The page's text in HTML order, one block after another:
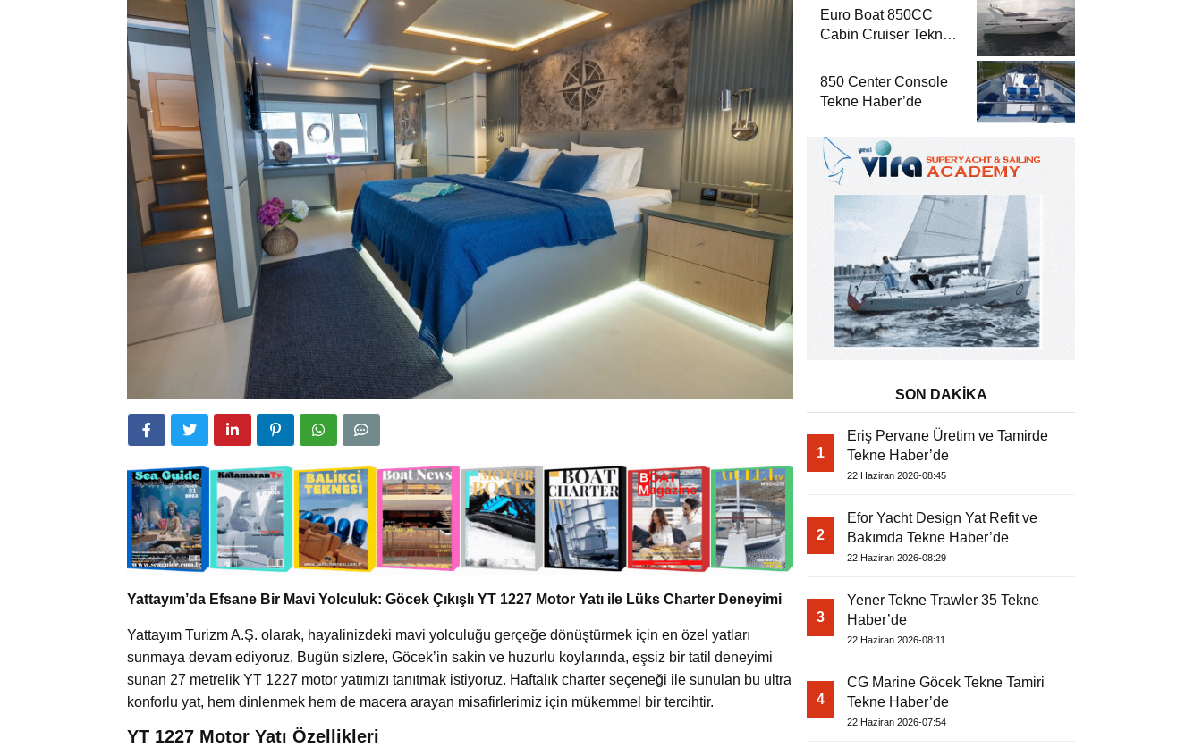
Yattayım’da Efsane Bir Mavi Yolculuk: Göcek Çıkışlı YT 1227 Motor Yatı ile Lüks Charter Deneyimi
Yattayım Turizm A.Ş. olarak, hayalinizdeki mavi yolculuğu gerçeğe dönüştürmek için en özel yatları
sunmaya devam ediyoruz. Bugün sizlere, Göcek’in sakin ve huzurlu koylarında, eşsiz bir tatil deneyimi
sunan 27 metrelik YT 1227 motor yatımızı tanıtmak istiyoruz. Haftalık charter seçeneği ile sunulan bu ultra
konforlu yat, hem dinlenmek hem de macera arayan misafirlerimiz için mükemmel bir tercihtir.
YT 1227 Motor Yatı Özellikleri
Euro Boat 850CC
Cabin Cruiser Tekne
850 Center Console
Tekne Haber’de
SON DAKİKA
1
Eriş Pervane Üretim ve Tamirde
Tekne Haber’de
22 Haziran 2026-08:45
2
Efor Yacht Design Yat Refit ve
Bakımda Tekne Haber’de
22 Haziran 2026-08:29
3
Yener Tekne Trawler 35 Tekne
Haber’de
22 Haziran 2026-08:11
4
CG Marine Göcek Tekne Tamiri
Tekne Haber’de
22 Haziran 2026-07:54